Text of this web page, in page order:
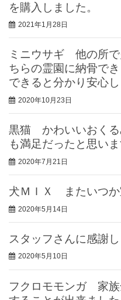
を購入しました。
2021年1月28日
ミニウサギ 他の所で
ちらの霊園に納骨で
できると分かり安心し
2020年10月23日
黒猫 かわいいおくる
も満足だったと思いま
2020年7月21日
犬ＭＩＸ またいつか
2020年5月14日
スタッフさんに感謝し
2020年5月10日
フクロモモンガ 家族